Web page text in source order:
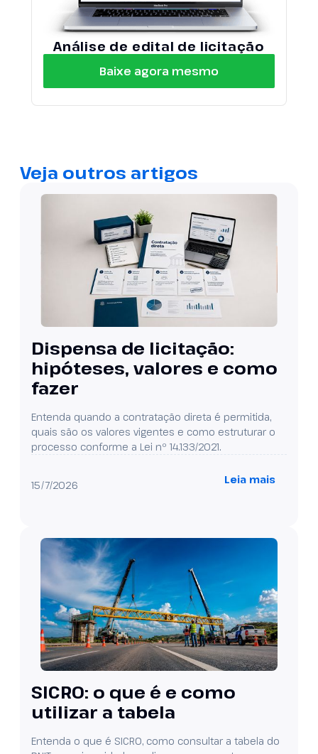
Análise de edital de licitação
Baixe agora mesmo
Veja outros artigos
Dispensa de licitação:
hipóteses, valores e como
fazer
Entenda quando a contratação direta é permitida,
quais são os valores vigentes e como estruturar o
processo conforme a Lei nº 14.133/2021.
15/7/2026 Leia mais
SICRO: o que é e como
utilizar a tabela
Entenda o que é SICRO, como consultar a tabela do